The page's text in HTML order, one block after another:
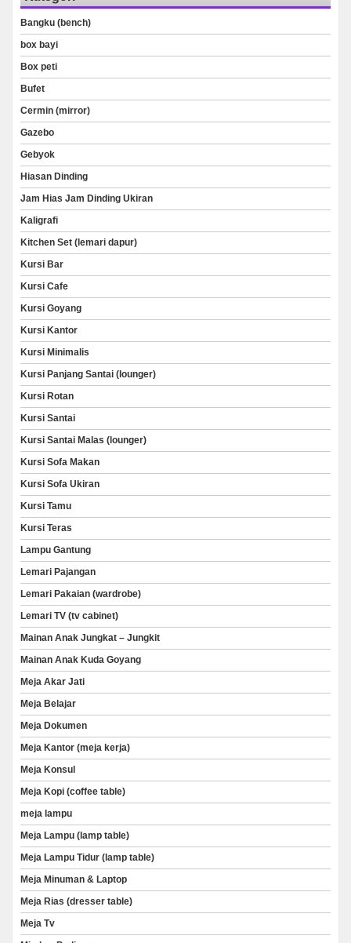
Bangku (bench)
box bayi
Box peti
Bufet
Cermin (mirror)
Gazebo
Gebyok
Hiasan Dinding
Jam Hias Jam Dinding Ukiran
Kaligrafi
Kitchen Set (lemari dapur)
Kursi Bar
Kursi Cafe
Kursi Goyang
Kursi Kantor
Kursi Minimalis
Kursi Panjang Santai (lounger)
Kursi Rotan
Kursi Santai
Kursi Santai Malas (lounger)
Kursi Sofa Makan
Kursi Sofa Ukiran
Kursi Tamu
Kursi Teras
Lampu Gantung
Lemari Pajangan
Lemari Pakaian (wardrobe)
Lemari TV (tv cabinet)
Mainan Anak Jungkat – Jungkit
Mainan Anak Kuda Goyang
Meja Akar Jati
Meja Belajar
Meja Dokumen
Meja Kantor (meja kerja)
Meja Konsul
Meja Kopi (coffee table)
meja lampu
Meja Lampu (lamp table)
Meja Lampu Tidur (lamp table)
Meja Minuman & Laptop
Meja Rias (dresser table)
Meja Tv